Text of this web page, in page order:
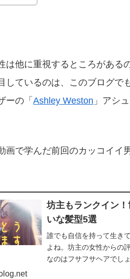
は他に重視するところがある
しているのは、このブログで
ーの「Ashley Weston 」アシ
画で学んだ前回のカッコイイ
坊主もランクイン
いな髪型5選
誰でも自信を持って生き
よね。坊主の女性からの
なのはフサフサヘアでし